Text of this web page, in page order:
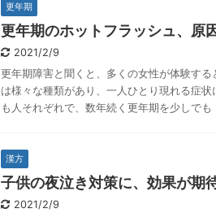
更年期
更年期のホットフラッシュ、原
2021/2/9
更年期障害と聞くと、多くの女性が体験す
は様々な種類があり、一人ひとり現れる症
も人それぞれで、数年続く更年期を少しで
漢方
子供の夜泣き対策に、効果が期
2021/2/9